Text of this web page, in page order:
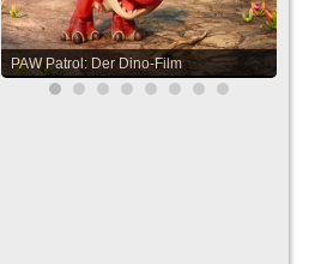
PAW Patrol: Der Dino-Film